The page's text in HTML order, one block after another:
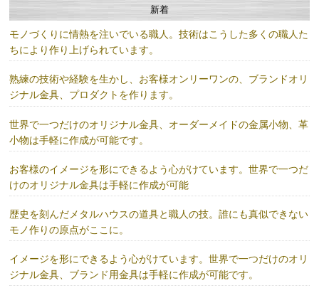
新着
モノづくりに情熱を注いでいる職人。技術はこうした多くの職人た
ちにより作り上げられています。
熟練の技術や経験を生かし、お客様オンリーワンの、ブランドオリ
ジナル金具、プロダクトを作ります。
世界で一つだけのオリジナル金具、オーダーメイドの金属小物、革
小物は手軽に作成が可能です。
お客様のイメージを形にできるよう心がけています。世界で一つだ
けのオリジナル金具は手軽に作成が可能
歴史を刻んだメタルハウスの道具と職人の技。誰にも真似できない
モノ作りの原点がここに。
イメージを形にできるよう心がけています。世界で一つだけのオリ
ジナル金具、ブランド用金具は手軽に作成が可能です。